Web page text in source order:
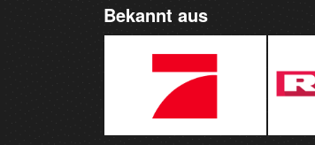
Bekannt aus